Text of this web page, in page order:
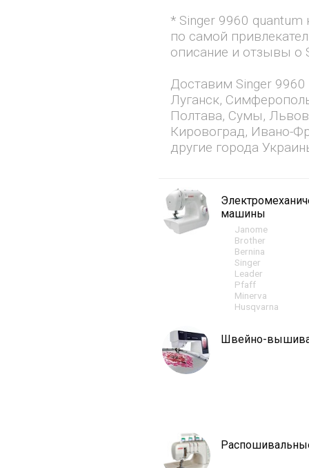
* Singer 9960
по самой
описание и отзывы о
Доставим Singer
Луганск,
Полтава, Сумы,
Кировоград, Ивано-
другие города
машины
Janome
Brother
Bernina
Singer
Leader
Pfaff
Minerva
Husqvarna
Швейно-